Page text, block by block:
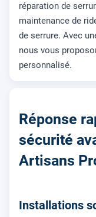
réparation de
maintenance de
de serrure. Avec
nous vous
personnalisé.
Réponse
sécurité
Artisans
Installations